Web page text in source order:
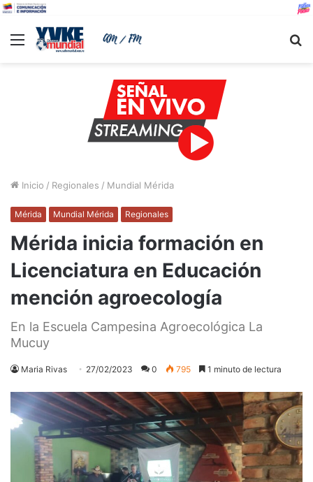
Menu
Inicio / Regionales / Mundial Mérida
Mérida Mundial Mérida Regionales
Mérida inicia formación en
Licenciatura en Educación
mención agroecología
En la Escuela Campesina Agroecológica La
Mucuy
Maria Rivas 27/02/2023 0 795 1 minuto de lectura